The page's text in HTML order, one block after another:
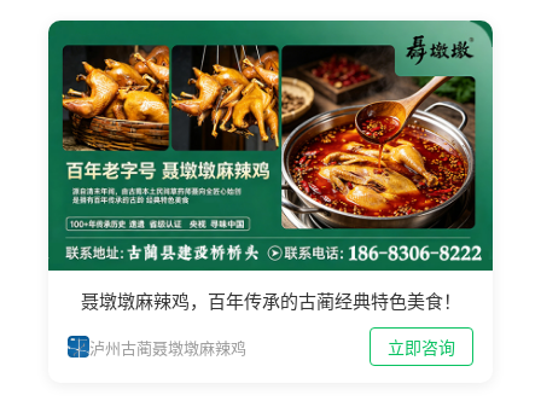
聂墩墩麻辣鸡，百年传承的古蔺经典特色美食！
泸州古蔺聂墩墩麻辣鸡 立即咨询